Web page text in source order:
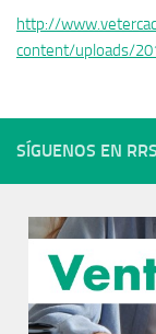
http://
content/uploads/
SÍGUENOS EN